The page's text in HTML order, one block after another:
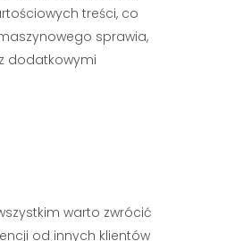
treści, co
sprawia,
dodatkowymi
warto zwrócić
od innych klientów